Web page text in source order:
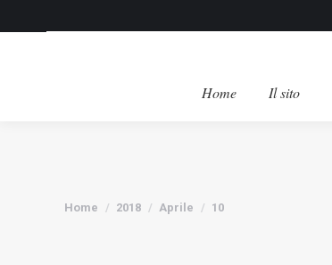
Home Il sito
Home 2018 Aprile 10